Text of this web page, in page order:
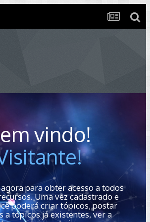
vindo!
para obter acesso a todos
Uma vez cadastrado e
poderá criar tópicos, postar
a tópicos já existentes, ver a